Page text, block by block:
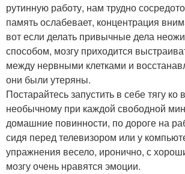
рутинную работу, нам трудно
память ослабевает, концентрация
вот если делать привычные дела
способом, мозгу приходится
между нервными клетками и
они были утеряны.
Постарайтесь запустить в себе тягу ко
необычному при каждой свободной
домашние повинности, по дороге на
сидя перед телевизором или у
упражнения весело, иронично, с
мозгу очень нравятся эмоции.